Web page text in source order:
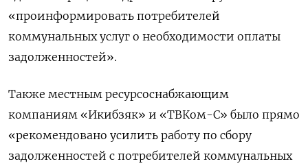
«проинформировать потребителей
коммунальных услуг о необходимости оплаты
задолженностей».
Также местным ресурсоснабжающим
компаниям «Икибзяк» и «ТВКом-С» было прямо
«рекомендовано усилить работу по сбору
задолженностей с потребителей коммунальных